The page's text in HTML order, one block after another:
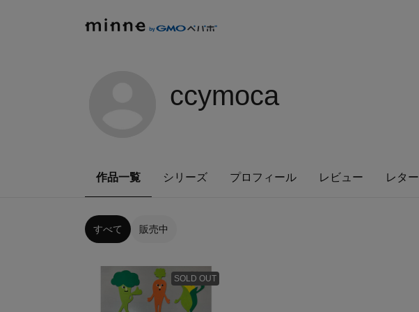
ccymoca
作品一覧 シリーズ プロフィール レビュー レター
すべて 販売中
SOLD OUT